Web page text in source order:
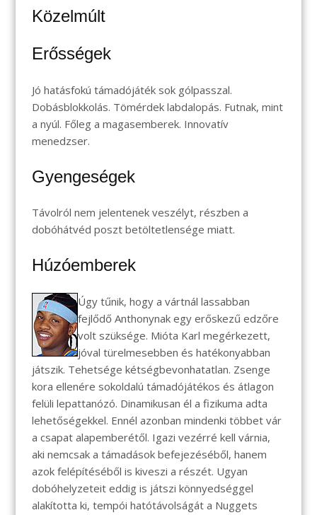
Közelmúlt
Erősségek
Jó hatásfokú támadójáték sok gólpasszal.
Dobásblokkolás. Tömérdek labdalopás. Futnak, mint
a nyúl. Főleg a magasemberek. Innovatív
menedzser.
Gyengeségek
Távolról nem jelentenek veszélyt, részben a
dobóhátvéd poszt betöltetlensége miatt.
Húzóemberek
Úgy tűnik, hogy a vártnál lassabban
fejlődő Anthonynak egy erőskezű edzőre
volt szüksége. Mióta Karl megérkezett,
jóval türelmesebben és hatékonyabban
játszik. Tehetsége kétségbevonhatatlan. Zsenge
kora ellenére sokoldalú támadójátékos és átlagon
felüli lepattanózó. Dinamikusan él a fizikuma adta
lehetőségekkel. Ennél azonban mindenki többet vár
a csapat alapemberétől. Igazi vezérré kell várnia,
aki nemcsak a támadások befejezéséből, hanem
azok felépítéséből is kiveszi a részét. Ugyan
dobóhelyzeteit eddig is játszi könnyedséggel
alakította ki, tempói hatótávolságát a Nuggets